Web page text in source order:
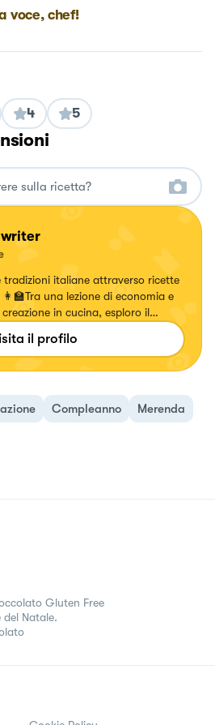
voce, chef!
4 5
tradizioni italiane attraverso ricette
una lezione di economia e
in cucina, esploro il
e creatività.
il profilo
Compleanno
Merenda
Gluten Free
Natale.